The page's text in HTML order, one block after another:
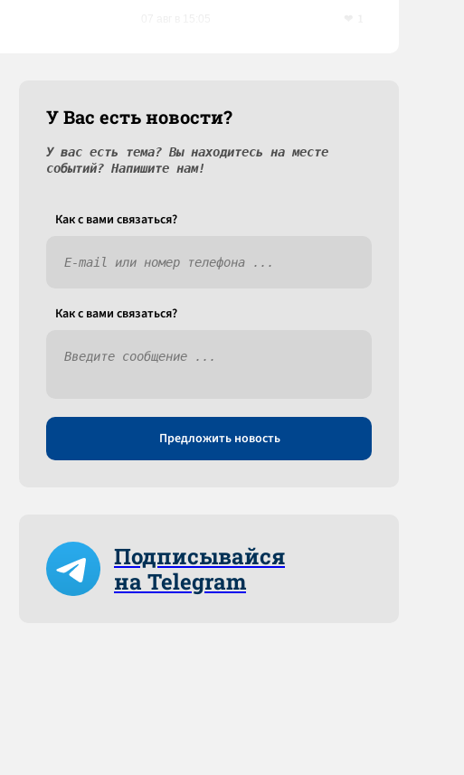
У Вас есть новости?
У вас есть тема? Вы находитесь на месте
событий? Напишите нам!
Как c вами связаться?
Как c вами связаться?
Предложить новость
Подписывайся
на Telegram